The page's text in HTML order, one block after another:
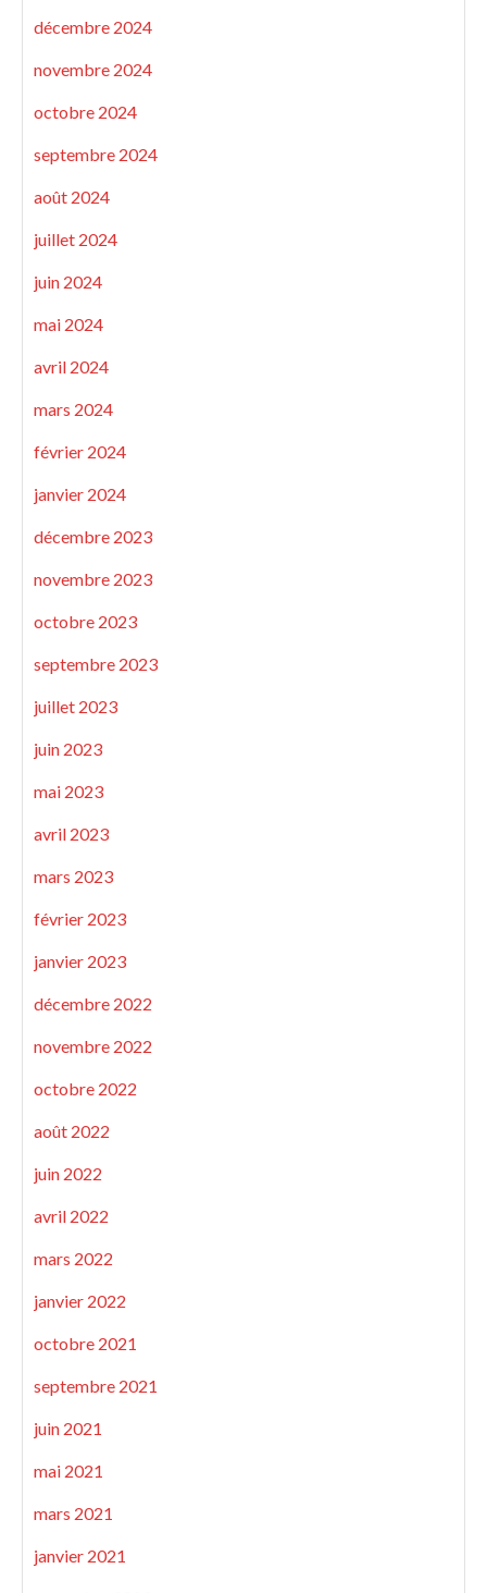
décembre 2024
novembre 2024
octobre 2024
septembre 2024
août 2024
juillet 2024
juin 2024
mai 2024
avril 2024
mars 2024
février 2024
janvier 2024
décembre 2023
novembre 2023
octobre 2023
septembre 2023
juillet 2023
juin 2023
mai 2023
avril 2023
mars 2023
février 2023
janvier 2023
décembre 2022
novembre 2022
octobre 2022
août 2022
juin 2022
avril 2022
mars 2022
janvier 2022
octobre 2021
septembre 2021
juin 2021
mai 2021
mars 2021
janvier 2021